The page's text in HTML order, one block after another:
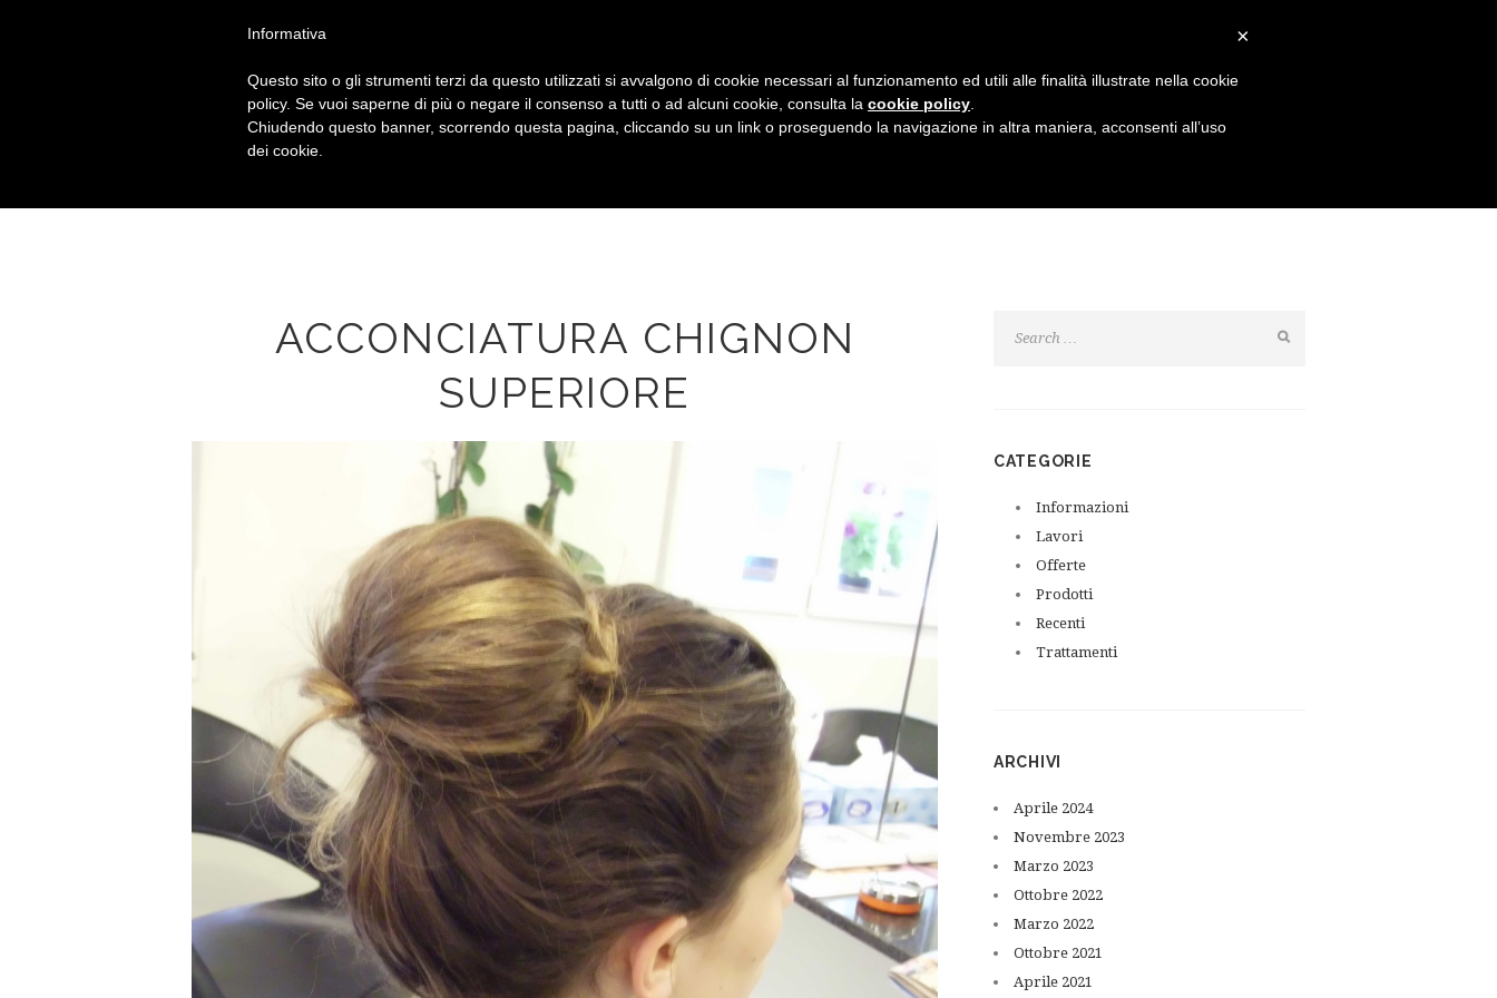
HOME IL TEAM SERVIZI GALLERIA
ACCONCIATURA CHIGNON
SUPERIORE
CATEGORIE
Informazioni
Lavori
Offerte
Prodotti
Recenti
Trattamenti
ARCHIVI
Aprile 2024
Novembre 2023
Marzo 2023
Ottobre 2022
Marzo 2022
Ottobre 2021
Aprile 2021
×
Informativa
Questo sito o gli strumenti terzi da questo utilizzati si avvalgono di cookie necessari al funzionamento ed utili alle finalità illustrate nella cookie
policy. Se vuoi saperne di più o negare il consenso a tutti o ad alcuni cookie, consulta la cookie policy
Chiudendo questo banner, scorrendo questa pagina, cliccando su un link o proseguendo la navigazione in altra maniera, acconsenti all’uso
dei cookie.